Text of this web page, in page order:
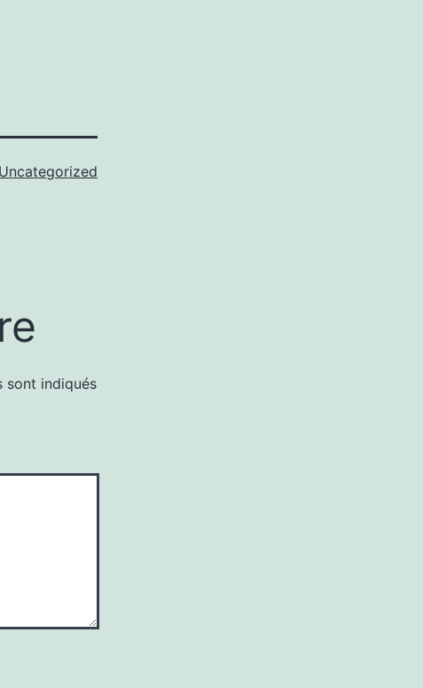
Uncategorized
sont indiqués